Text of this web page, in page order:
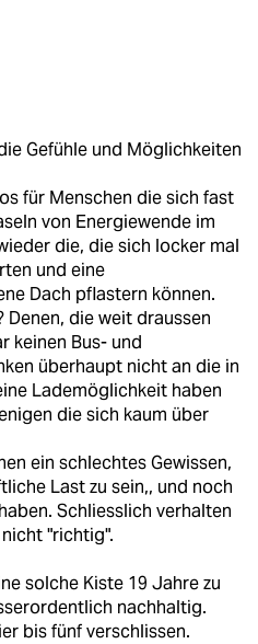
Gefühle und Möglichkeiten
für Menschen die sich fast
von Energiewende im
die, die sich locker mal
und eine
Dach pflastern können.
die weit draussen
keinen Bus- und
überhaupt nicht an die in
Lademöglichkeit haben
die sich kaum über
ein schlechtes Gewissen,
Last zu sein,, und noch
Schliesslich verhalten
"richtig".
solche Kiste 19 Jahre zu
nachhaltig.
bis fünf verschlissen.